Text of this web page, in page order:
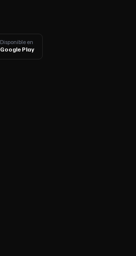
Disponible en
Google Play